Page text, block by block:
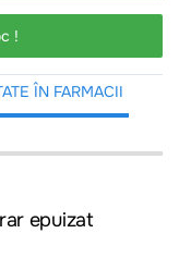
!
ÎN FARMACII
epuizat